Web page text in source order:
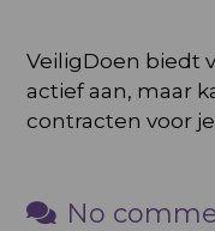
VeiligDoen biedt
actief aan, maar
contracten voor
No